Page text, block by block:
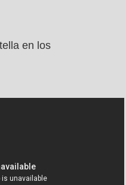
en los